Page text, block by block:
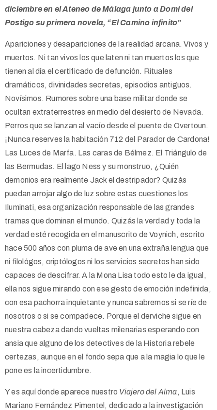
diciembreen el Ateneo de Málaga junto a Domi del
Postigo su primera novela, “El Camino infinito”
Apariciones y desapariciones de la realidad arcana. Vivos y
muertos. Ni tan vivos los que laten ni tan muertos los que
tienen al día el certificado de defunción. Rituales
dramáticos, divinidades secretas, episodios antiguos.
Novísimos. Rumores sobre una base militar donde se
ocultan extraterrestres en medio del desierto de Nevada.
Perros que se lanzan al vacío desde el puente de Overtoun.
¡Nunca reserves la habitación 712 del Parador de Cardona!
Las Luces de Marfa. Las caras de Bélmez. El Triángulo de
las Bermudas. El lago Ness y su monstruo, ¿Quién
demonios era realmente Jack el destripador? Quizás
puedan arrojar algo de luz sobre estas cuestiones los
Iluminati, esa organización responsable de las grandes
tramas que dominan el mundo. Quizás la verdad y toda la
verdad esté recogida en el manuscrito de Voynich, escrito
hace 500 años con pluma de ave en una extraña lengua que
ni filológos, criptólogos ni los servicios secretos han sido
capaces de descifrar. A la Mona Lisa todo esto le da igual,
ella nos sigue mirando con ese gesto de emoción indefinida,
con esa pachorra inquietante y nunca sabremos si se ríe de
nosotros o si se compadece. Porque el derviche sigue en
nuestra cabeza dando vueltas milenarias esperando con
ansia que alguno de los detectives de la Historia rebele
certezas, aunque en el fondo sepa que a la magia lo que le
pone es la incertidumbre.
Y es aquí donde aparece nuestro Viajero del Alma, Luis
Mariano Fernández Pimentel, dedicado a la investigación